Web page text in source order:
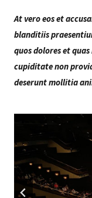
At vero eos et
blanditiis
quos dolores et
cupiditate non
deserunt mollitia